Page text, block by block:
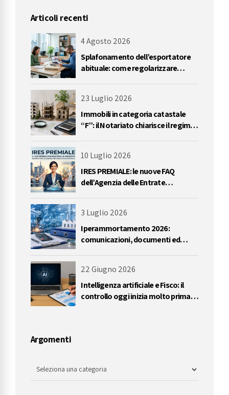
Articoli recenti
4 Agosto 2026
Splafonamento dell’esportatore
abituale: come regolarizzare
23 Luglio 2026
Immobili in categoria catastale
“F”: il Notariato chiarisce il regime
10 Luglio 2026
IRES PREMIALE: le nuove FAQ
dell’Agenzia delle Entrate
3 Luglio 2026
Iperammortamento 2026:
comunicazioni, documenti ed
22 Giugno 2026
Intelligenza artificiale e Fisco: il
controllo oggi inizia molto prima
Argomenti